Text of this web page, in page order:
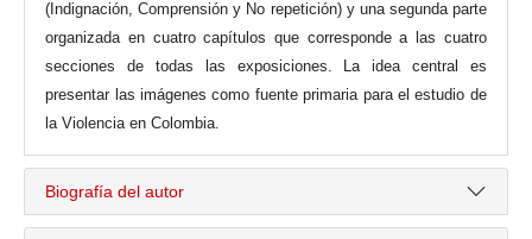
(Indignación, Comprensión y No repetición) y una segunda parte
organizada en cuatro capítulos que corresponde a las cuatro
secciones de todas las exposiciones. La idea central es
presentar las imágenes como fuente primaria para el estudio de
la Violencia en Colombia.
Biografía del autor